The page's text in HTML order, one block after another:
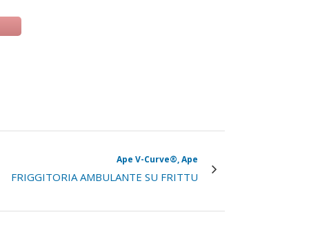
Ape V-Curve®, Ape
FRIGGITORIA AMBULANTE SU FRITTU